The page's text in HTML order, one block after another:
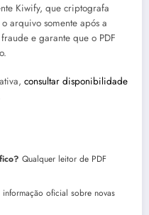
Kiwify, que criptografa
arquivo somente após a
e garante que o PDF
consultar disponibilidade
Qualquer leitor de PDF
informação oficial sobre novas